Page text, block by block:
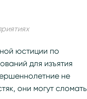
юстиции по
для изъятия
не
они могут сломать